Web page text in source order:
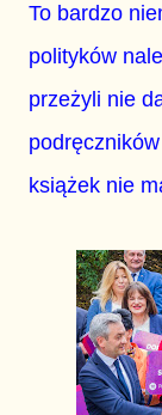
To bardzo
polityków
przeżyli nie
książek nie